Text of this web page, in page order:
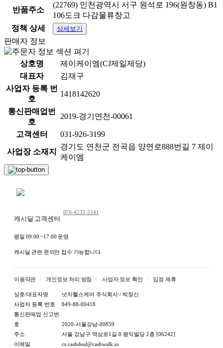
반품주소
(22769) 인천광역시 서구 원석로 196(원창동) B1
106도크 다감물류창고
정책 상세
상세보기
판매자 정보
상호명
제이케이엠(CJ제일제당)
대표자
김재구
사업자 등록 번
호
1418142620
통신판매업번
호
2019-경기연천-00061
고객센터 031-926-3199
사업장 소재지
경기도 연천군 전곡읍 양연로888번길 7 제이
케이엠
캐시딜 고객센터
070-4233-5541
평일 09:00 ~17:00 운영
캐시딜 관련 문의만 접수 가능합니다.
이용약관 개인정보 처리 방침 사업자 정보 확인 입점 제휴
상호/대표자명
넛지헬스케어 주식회사 / 박정신
사업자 등록 번호
849-88-00418
통신판매업 신고번
호
2020-서울강남-00859
주소
서울 강남구 역삼로1길 8 평익빌딩 2층 [06242]
이메일
cs.cashdeal@cashwalk.io